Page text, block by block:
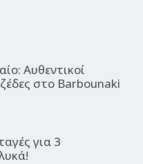
Αυθεντικοί
στο Barbounaki
για 3